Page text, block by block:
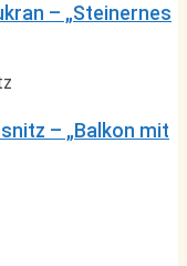
– „Steinernes
– „Balkon mit